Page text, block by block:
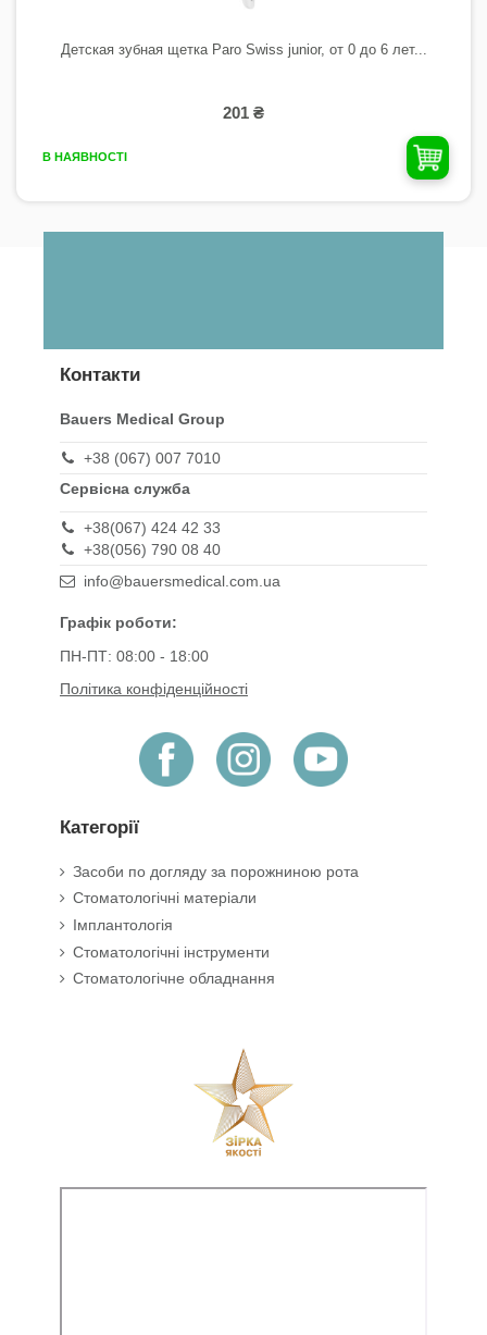
Детская зубная щетка Paro Swiss junior, от 0 до 6 лет...
201 ₴
В НАЯВНОСТІ
Контакти
Bauers Medical Group
+38 (067) 007 7010
Сервісна служба
+38(067) 424 42 33
+38(056) 790 08 40
info@bauersmedical.com.ua
Графік роботи:
ПН-ПТ: 08:00 - 18:00
Політика конфіденційності
Категорії
Засоби по догляду за порожниною рота
Стоматологічні матеріали
Імплантологія
Стоматологічні інструменти
Стоматологічне обладнання